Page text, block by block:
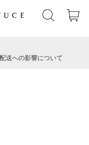
送への影響について